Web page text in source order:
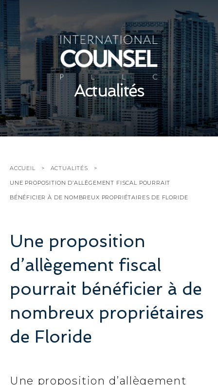
Actualités
ACCUEIL ACTUALITÉS
UNE PROPOSITION D’ALLÈGEMENT FISCAL POURRAIT
BÉNÉFICIER À DE NOMBREUX PROPRIÉTAIRES DE FLORIDE
Une proposition
d’allègement fiscal
pourrait bénéficier à de
nombreux propriétaires
de Floride
Une proposition d’allègement